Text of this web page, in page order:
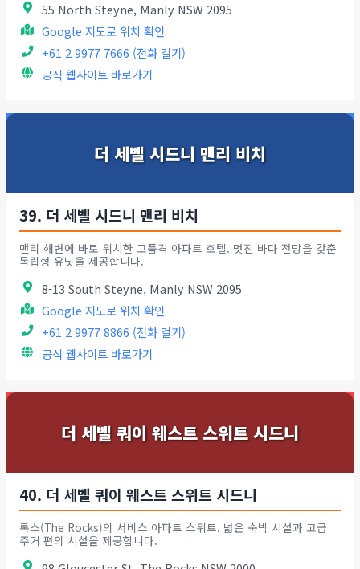
55 North Steyne, Manly NSW 2095
Google 지도로 위치 확인
+61 2 9977 7666 (전화 걸기)
공식 웹사이트 바로가기
더 세벨 시드니 맨리 비치
39. 더 세벨 시드니 맨리 비치
맨리 해변에 바로 위치한 고품격 아파트 호텔. 멋진 바다 전망을 갖춘
독립형 유닛을 제공합니다.
8-13 South Steyne, Manly NSW 2095
Google 지도로 위치 확인
+61 2 9977 8866 (전화 걸기)
공식 웹사이트 바로가기
더 세벨 쿼이 웨스트 스위트 시드니
40. 더 세벨 쿼이 웨스트 스위트 시드니
록스(The Rocks)의 서비스 아파트 스위트. 넓은 숙박 시설과 고급
주거 편의 시설을 제공합니다.